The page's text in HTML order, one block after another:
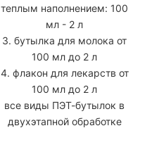
теплым наполнением: 100
мл - 2 л
3. бутылка для молока от
100 мл до 2 л
4. флакон для лекарств от
100 мл до 2 л
все виды ПЭТ-бутылок в
двухэтапной обработке